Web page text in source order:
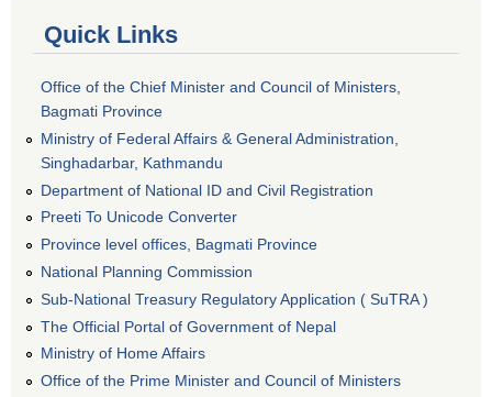
Quick Links
Office of the Chief Minister and Council of Ministers,
Bagmati Province
Ministry of Federal Affairs & General Administration,
Singhadarbar, Kathmandu
Department of National ID and Civil Registration
Preeti To Unicode Converter
Province level offices, Bagmati Province
National Planning Commission
Sub-National Treasury Regulatory Application ( SuTRA )
The Official Portal of Government of Nepal
Ministry of Home Affairs
Office of the Prime Minister and Council of Ministers